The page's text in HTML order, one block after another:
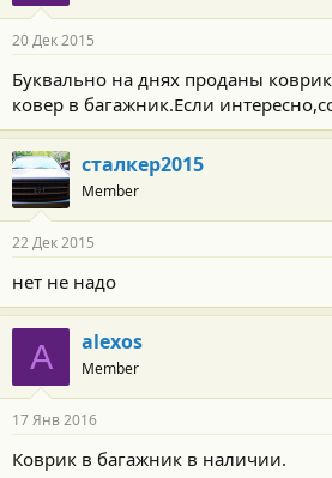
20 Дек 2015
Буквально на днях проданы
ковер в багажник.Если
сталкер2015
Member
22 Дек 2015
нет не надо
A alexos
Member
17 Янв 2016
Коврик в багажник в наличии.